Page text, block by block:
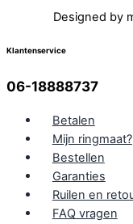
Designed by
Klantenservice
06-18888737
Betalen
Mijn ringmaat?
Bestellen
Garanties
Ruilen en
FAQ vragen